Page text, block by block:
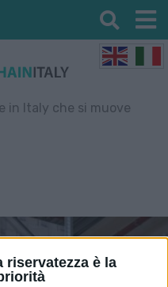
riservatezza è la
in Italy che si muove